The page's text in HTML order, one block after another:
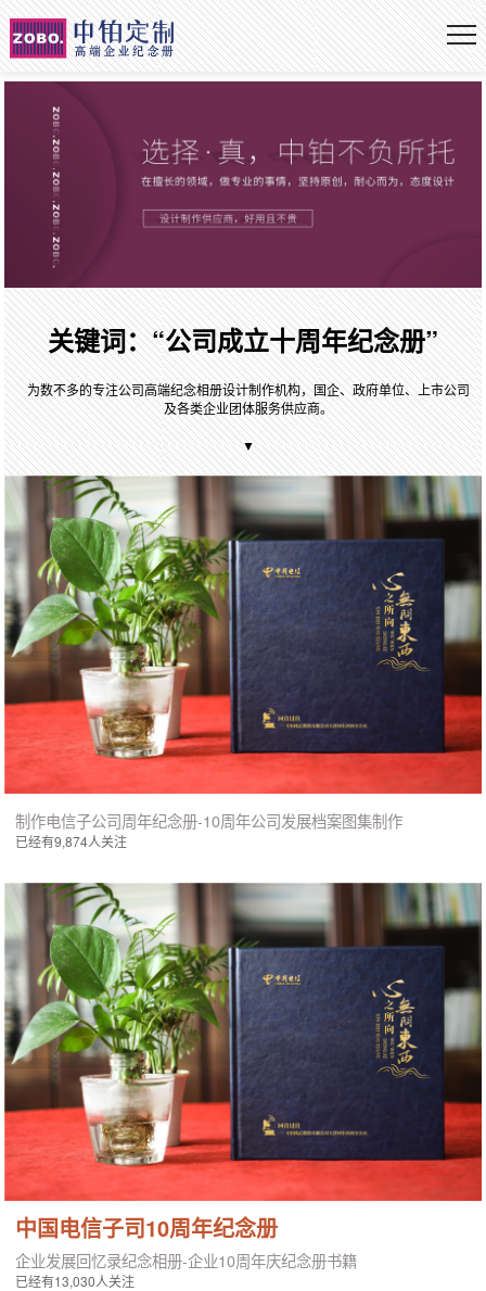
关键词：“公司成立十周年纪念册”
为数不多的专注公司高端纪念相册设计制作机构，国企、政府单位、上市公司
及各类企业团体服务供应商。
▼
制作电信子公司周年纪念册-10周年公司发展档案图集制作
已经有9,874人关注
中国电信子司10周年纪念册
企业发展回忆录纪念相册-企业10周年庆纪念册书籍
已经有13,030人关注